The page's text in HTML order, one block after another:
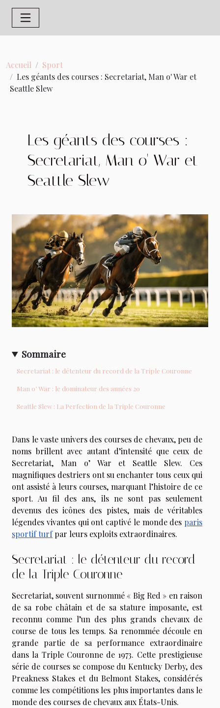
Accueil
Sport
Les géants des courses : Secretariat, Man o' War et
Seattle Slew
Les géants des courses :
Secretariat, Man o' War et
Seattle Slew
Sommaire
Secretariat : le détenteur du record de la Triple Couronne
Man o’ War : le dominateur des années 20
Seattle Slew : La Perfection de la Triple Couronne
Dans le vaste univers des courses de chevaux, peu de
noms brillent avec autant d’intensité que ceux de
Secretariat, Man o’ War et Seattle Slew. Ces
magnifiques destriers ont su enchanter tous ceux qui
ont assisté à leurs courses, marquant l’histoire de ce
sport. Au fil des ans, ils ne sont pas seulement
devenus des icônes des pistes, mais de véritables
légendes vivantes qui ont captivé le monde des paris
sportif turfpar leurs exploits extraordinaires.
Secretariat : le détenteur du record
de la Triple Couronne
Secretariat, souvent surnommé « Big Red » en raison
de sa robe châtain et de sa stature imposante, est
reconnu comme l’un des plus grands chevaux de
course de tous les temps. Sa renommée découle en
grande partie de sa performance extraordinaire
dans la Triple Couronne de 1973. Cette prestigieuse
série de courses se compose du Kentucky Derby, des
Preakness Stakes et du Belmont Stakes, considérés
comme les compétitions les plus importantes dans le
monde des courses de chevaux aux États-Unis.